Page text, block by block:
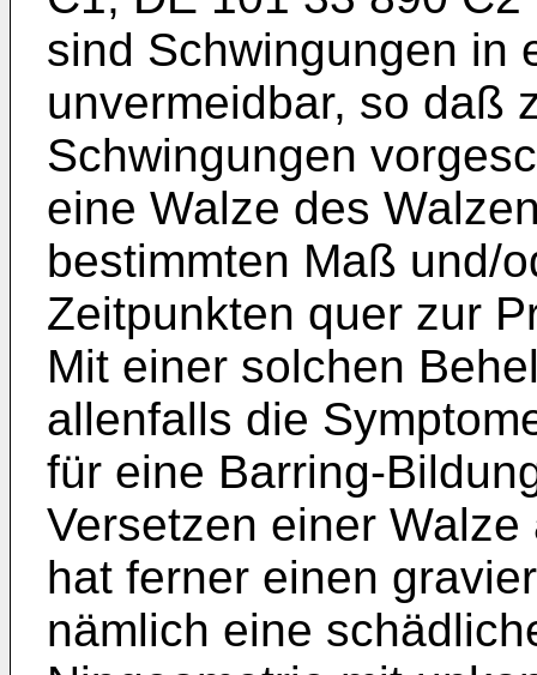
sind Schwingungen in
unvermeidbar, so daß
Schwingungen
eine Walze des
bestimmten Maß und/
Zeitpunkten quer zur
Mit einer solchen
allenfalls die
für eine Barring-
Versetzen einer
hat ferner einen
nämlich eine